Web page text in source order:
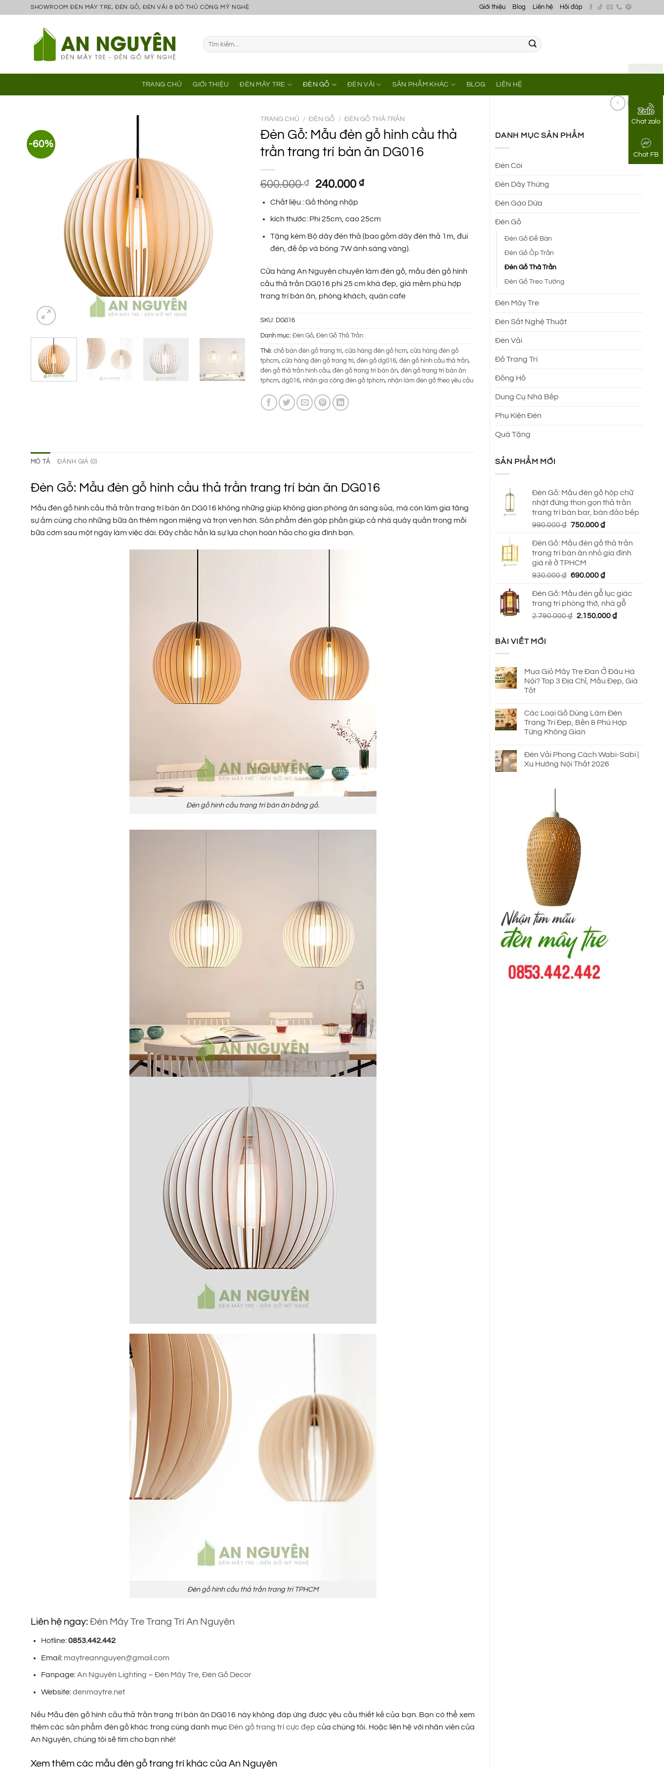
Chat zalo
Chat FB
SHOWROOM ĐÈN MÂY TRE, ĐÈN GỖ, ĐÈN VẢI & ĐỒ THỦ CÔNG MỸ NGHỆ Giới thiệu Blog Liên hệ Hỏi đáp
Tìm
kiếm:
TRANG CHỦ GIỚI THIỆU ĐÈN MÂY TRE ĐÈN GỖ ĐÈN VẢI SẢN PHẨM KHÁC BLOG LIÊN HỆ
DANH MỤC SẢN PHẨM
Đèn Cói
Đèn Dây Thừng
Đèn Gáo Dừa
Đèn Gỗ
Đèn Gỗ Để Bàn
Đèn Gỗ Ốp Trần
Đèn Gỗ Thả Trần
Đèn Gỗ Treo Tường
Đèn Mây Tre
Đèn Sắt Nghệ Thuật
Đèn Vải
Đồ Trang Trí
Đồng Hồ
Dung Cụ Nhà Bếp
Phụ Kiện Đèn
Quà Tặng
SẢN PHẨM MỚI
Đèn Gỗ: Mẫu đèn gỗ hộp chữ
nhật đứng thon gọn thả trần
trang trí bàn bar, bàn đảo bếp
990.000₫ Giá
là:
990.000 ₫.
750.000₫Giá
tại
là:
Đèn Gỗ: Mẫu đèn gỗ thả trần
trang trí bàn ăn nhỏ gia đình
giá rẻ ở TPHCM
930.000₫ Giá
là:
930.000 ₫.
690.000₫Giá
tại
là:
690.000 ₫.
Đèn Gỗ: Mẫu đèn gỗ lục giác
trang trí phòng thờ, nhà gỗ
2.790.000₫ Giá
2.150.000₫Giá
BÀI VIẾT MỚI
Mua Giỏ Mây Tre Đan Ở Đâu Hà
Nội? Top 3 Địa Chỉ, Mẫu Đẹp, Giá
Tốt
Các Loại Gỗ Dùng Làm Đèn
Trang Trí Đẹp, Bền & Phù Hợp
Từng Không Gian
Đèn Vải Phong Cách Wabi-Sabi |
Xu Hướng Nội Thất 2026
-60%
TRANG CHỦ / ĐÈN GỖ / ĐÈN GỖ THẢ TRẦN
Đèn Gỗ: Mẫu đèn gỗ hình cầu thả
trần trang trí bàn ăn DG016
600.000₫
Giá
là:
600.000 ₫.
240.000 ₫Giá
là:
240.000 ₫.
Chất liệu : Gỗ thông nhập
kích thước: Phi 25cm, cao 25cm
Tặng kèm Bộ dây đèn thả (bao gồm dây đèn thả 1m, đui
đèn, đế ốp và bóng 7W ánh sáng vàng).
Cửa hàng An Nguyên chuyên làm đèn gỗ, mẫu đèn gỗ hình
cầu thả trần DG016 phi 25 cm khá đẹp, giá mềm phù hợp
trang trí bàn ăn, phòng khách, quán cafe
SKU: DG016
Danh mục: Đèn Gỗ, Đèn Gỗ Thả Trần
Thẻ: chỗ bán đèn gỗ trang trí, cửa hàng đèn gỗ hcm, cửa hàng đèn gỗ
tphcm, cửa hàng đèn gỗ trang trí, đèn gỗ dg016, đèn gỗ hình cầu thả trần,
đèn gỗ thả trần hình cầu, đèn gỗ trang trí bàn ăn, đèn gỗ trang trí bàn ăn
tphcm, dg016, nhận gia công đèn gỗ tphcm, nhận làm đèn gỗ theo yêu cầu
MÔ TẢ ĐÁNH GIÁ (0)
Đèn Gỗ: Mẫu đèn gỗ hình cầu thả trần trang trí bàn ăn DG016
Mẫu đèn gỗ hình cầu thả trần trang trí bàn ăn DG016 không những giúp không gian phòng ăn sáng sủa, mà còn làm gia tăng
sự ấm cúng cho những bữa ăn thêm ngon miệng và trọn vẹn hơn. Sản phẩm đèn góp phần giúp cả nhà quây quần trong mỗi
bữa cơm sau một ngày làm việc dài. Đây chắc hẳn là sự lựa chọn hoàn hảo cho gia đình bạn.
Đèn gỗ hình cầu trang trí bàn ăn bằng gỗ.
Đèn gỗ hình cầu thả trần trang trí TPHCM
Liên hệ ngay: Đèn Mây Tre Trang Trí An Nguyên
Hotline:0853.442.442
Email: maytreannguyen@gmail.com
Fanpage:An Nguyên Lighting – Đèn Mây Tre, Đèn Gỗ Decor
Website:denmaytre.net
Nếu Mẫu đèn gỗ hình cầu thả trần trang trí bàn ăn DG016 này không đáp ứng được yêu cầu thiết kế của bạn. Bạn có thể xem
thêm các sản phẩm đèn gỗ khác trong cùng danh mụcĐèn gỗ trang trí cực đẹp của chúng tôi. Hoặc liên hệ với nhân viên của
An Nguyên, chúng tôi sẽ tìm cho bạn nhé!
Xem thêm các mẫu đèn gỗ trang trí khác của An Nguyên